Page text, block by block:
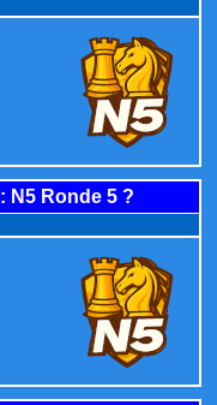
: N5 Ronde 5 ?